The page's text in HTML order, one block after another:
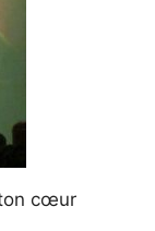
ton cœur